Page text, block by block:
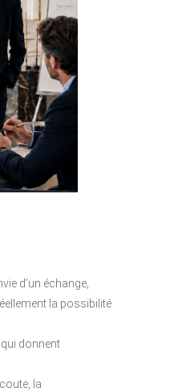
d’un échange,
la possibilité
donnent
la